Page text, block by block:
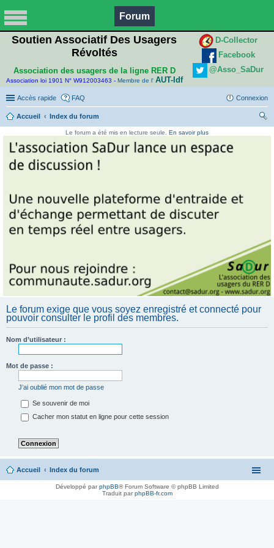
Forum
Soutien Associatif Des Usagers
Révoltés
Association des usagers de la ligne RER D
Association loi 1901 N° W912003463 - Membre de l' AUT-Idf
D-Collector
Facebook
@Asso_SaDur
Accès rapide FAQ Connexion
Accueil
Index du forum
Le forum a été mis en lecture seule. En savoir plus
Le forum exige que vous soyez enregistré et connecté pour
pouvoir consulter le profil des membres.
Nom d’utilisateur :
Mot de passe :
J’ai oublié mon mot de passe
Se souvenir de moi
Cacher mon statut en ligne pour cette session
Accueil Index du forum
Développé parphpBB® Forum Software © phpBB Limited
Traduit parphpBB-fr.com